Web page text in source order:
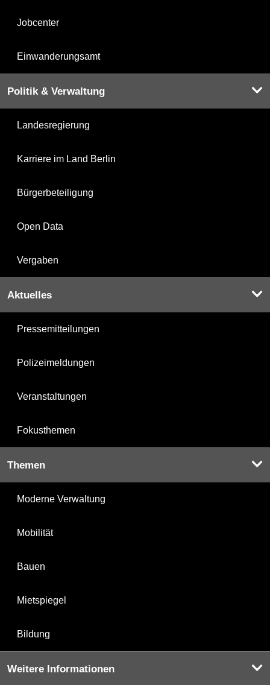
Jobcenter
Einwanderungsamt
Politik & Verwaltung
Landesregierung
Karriere im Land Berlin
Bürgerbeteiligung
Open Data
Vergaben
Aktuelles
Pressemitteilungen
Polizeimeldungen
Veranstaltungen
Fokusthemen
Themen
Moderne Verwaltung
Mobilität
Bauen
Mietspiegel
Bildung
Weitere Informationen